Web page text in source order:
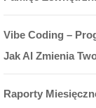
Vibe Coding –
Jak AI Zmienia
Raporty